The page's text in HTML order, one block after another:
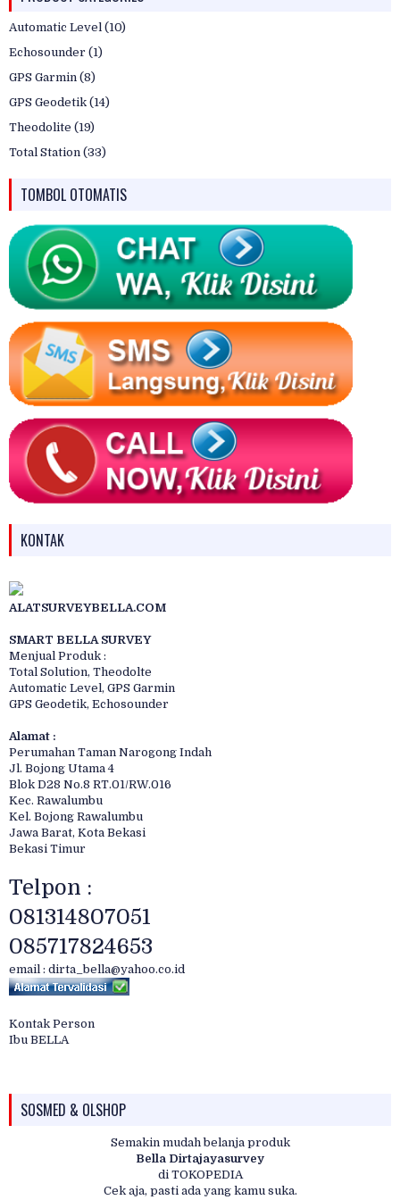
Automatic Level (10)
Echosounder (1)
GPS Garmin (8)
GPS Geodetik (14)
Theodolite (19)
Total Station (33)
TOMBOL OTOMATIS
KONTAK
ALATSURVEYBELLA.COM
SMART BELLA SURVEY
Menjual Produk :
Total Solution, Theodolte
Automatic Level, GPS Garmin
GPS Geodetik, Echosounder
Alamat :
Perumahan Taman Narogong Indah
Jl. Bojong Utama 4
Blok D28 No.8 RT.01/RW.016
Kec. Rawalumbu
Kel. Bojong Rawalumbu
Jawa Barat, Kota Bekasi
Bekasi Timur
Telpon :
081314807051
085717824653
email : dirta_bella@yahoo.co.id
Kontak Person
Ibu BELLA
SOSMED & OLSHOP
Semakin mudah belanja produk
Bella Dirtajayasurvey
di TOKOPEDIA
Cek aja, pasti ada yang kamu suka.